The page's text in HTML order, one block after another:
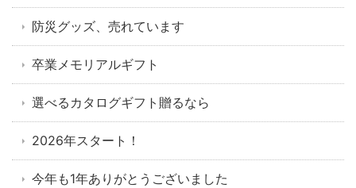
防災グッズ、売れています
卒業メモリアルギフト
選べるカタログギフト贈るなら
2026年スタート！
今年も1年ありがとうございました